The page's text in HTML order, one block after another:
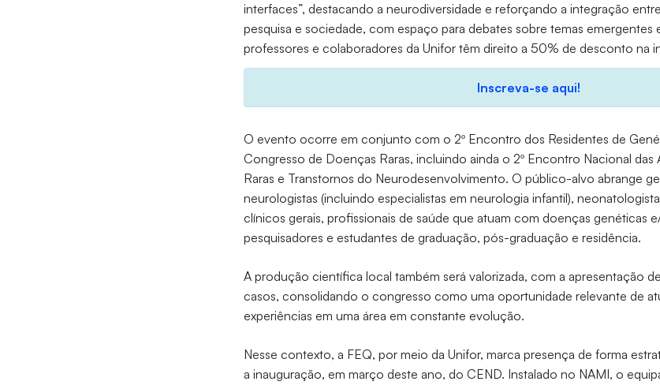
interfaces”, destacando a neurodiversidade e reforçando a integração
pesquisa e sociedade, com espaço para debates sobre temas emergentes
professores e colaboradores da Unifor têm direito a 50% de desconto na
Inscreva-se aqui!
O evento ocorre em conjunto com o 2º Encontro dos Residentes de
Congresso de Doenças Raras, incluindo ainda o 2º Encontro Nacional
Raras e Transtornos do Neurodesenvolvimento. O público-alvo abrange
neurologistas (incluindo especialistas em neurologia infantil),
clínicos gerais, profissionais de saúde que atuam com doenças genéticas
pesquisadores e estudantes de graduação, pós-graduação e residência.
A produção científica local também será valorizada, com a apresentação
casos, consolidando o congresso como uma oportunidade relevante de
experiências em uma área em constante evolução.
Nesse contexto, a FEQ, por meio da Unifor, marca presença de forma
a inauguração, em março deste ano, do CEND. Instalado no NAMI, o